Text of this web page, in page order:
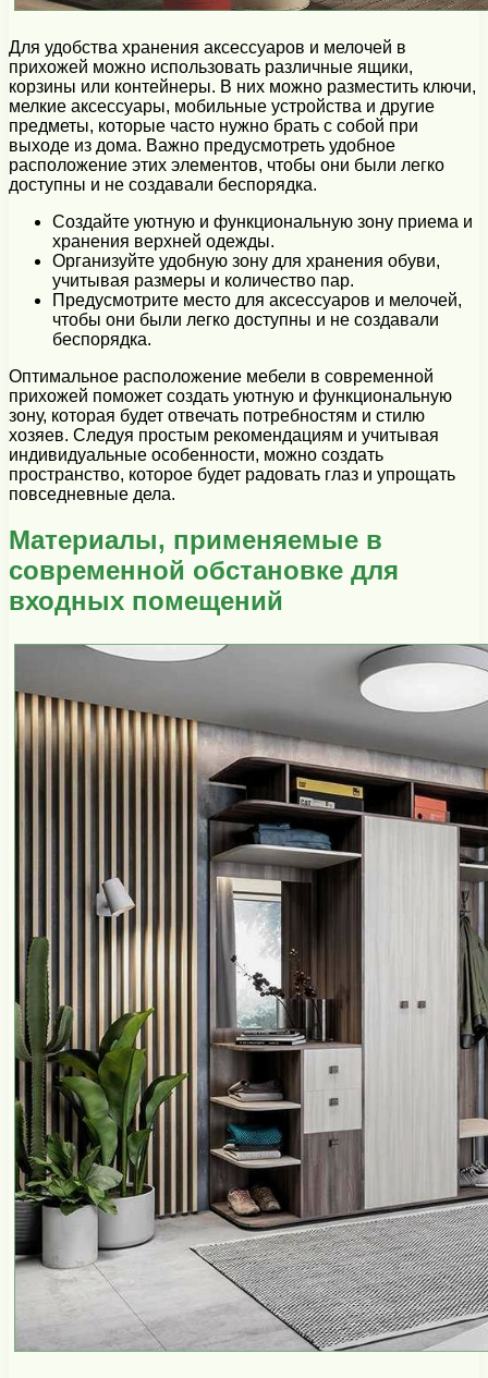
Для удобства хранения аксессуаров и мелочей в
прихожей можно использовать различные ящики,
корзины или контейнеры. В них можно разместить ключи,
мелкие аксессуары, мобильные устройства и другие
предметы, которые часто нужно брать с собой при
выходе из дома. Важно предусмотреть удобное
расположение этих элементов, чтобы они были легко
доступны и не создавали беспорядка.
Создайте уютную и функциональную зону приема и
хранения верхней одежды.
Организуйте удобную зону для хранения обуви,
учитывая размеры и количество пар.
Предусмотрите место для аксессуаров и мелочей,
чтобы они были легко доступны и не создавали
беспорядка.
Оптимальное расположение мебели в современной
прихожей поможет создать уютную и функциональную
зону, которая будет отвечать потребностям и стилю
хозяев. Следуя простым рекомендациям и учитывая
индивидуальные особенности, можно создать
пространство, которое будет радовать глаз и упрощать
повседневные дела.
Материалы, применяемые в
современной обстановке для
входных помещений